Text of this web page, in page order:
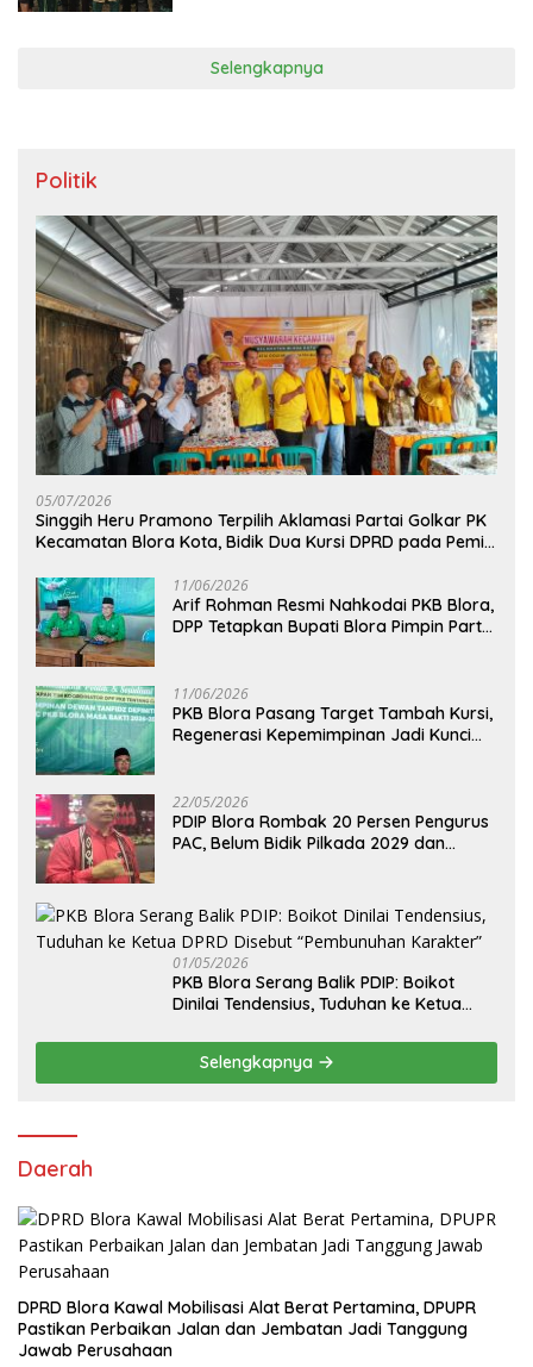
Selengkapnya
Politik
05/07/2026
Singgih Heru Pramono Terpilih Aklamasi Partai Golkar PK
Kecamatan Blora Kota, Bidik Dua Kursi DPRD pada Pemilu
11/06/2026
Arif Rohman Resmi Nahkodai PKB Blora,
DPP Tetapkan Bupati Blora Pimpin Partai
11/06/2026
PKB Blora Pasang Target Tambah Kursi,
Regenerasi Kepemimpinan Jadi Kunci
22/05/2026
PDIP Blora Rombak 20 Persen Pengurus
PAC, Belum Bidik Pilkada 2029 dan
01/05/2026
PKB Blora Serang Balik PDIP: Boikot
Dinilai Tendensius, Tuduhan ke Ketua
Selengkapnya
Daerah
DPRD Blora Kawal Mobilisasi Alat Berat Pertamina, DPUPR
Pastikan Perbaikan Jalan dan Jembatan Jadi Tanggung
Jawab Perusahaan